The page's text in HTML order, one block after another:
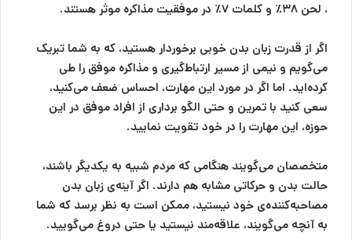
، لحن ۳۸٪ و کلمات ۷٪ در موفقیت مذاکره موثر هستند.
اگر از قدرت زبان بدن خوبی برخوردار هستید، که به شما تبریک
می‌گویم و نیمی از مسیر ارتباط‌گیری و مذاکره موفق را طی
کرده‌اید. اما اگر در مورد این مهارت، احساس ضعف می‌کنید،
سعی کنید با تمرین و حتی الگو برداری از افراد موفق در این
حوزه، این مهارت را در خود تقویت نمایید.
متخصصان می‌گویند هنگامی که مردم شبیه به یکدیگر باشند،
حالت بدن و حرکاتی مشابه هم دارند. اگر آینه‌ی زبان بدن
مصاحبه‌کننده‌ی خود نیستید، ممکن است به نظر برسد که شما
به آنچه می‌گویند، علاقه‌مند نیستید یا حتی دروغ می‌گویید.